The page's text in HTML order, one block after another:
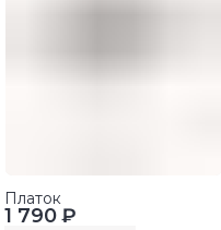
1 790 ₽
Платок